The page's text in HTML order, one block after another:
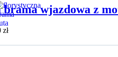
wjazdowa z
zł